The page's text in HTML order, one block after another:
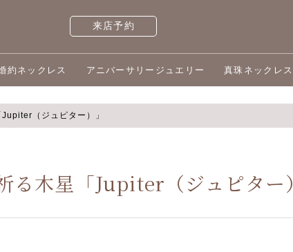
来店予約
約ネックレス アニバーサリージュエリー 真珠ネックレス
（ジュピター）」
る木星「Jupiter（ジュピター